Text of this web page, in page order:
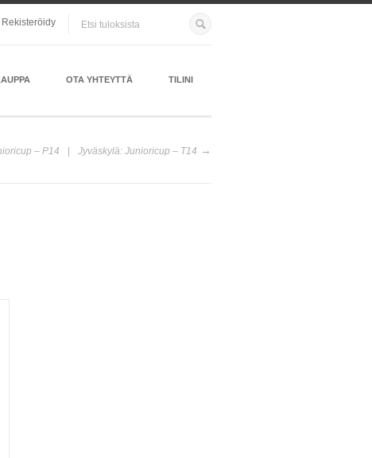
OTA YHTEYTTÄ TILINI
– P14 Jyväskylä: Junioricup – T14